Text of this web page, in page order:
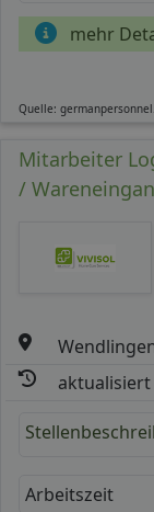
mehr
Quelle:
Mitarbeiter
/
aktualisiert
Arbeitszeit